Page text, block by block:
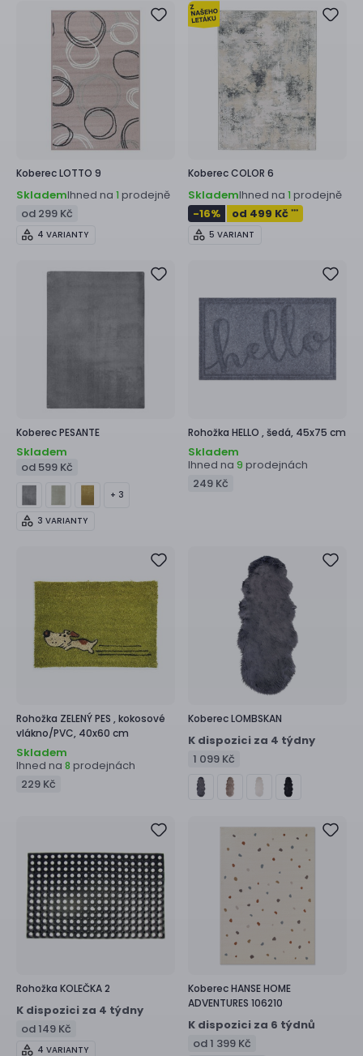
KoberecLOTTO 9
SklademIhned na 1 prodejně
od 299 Kč
4 VARIANTY
KoberecCOLOR 6
SklademIhned na 1 prodejně
-16% od 499 Kč ***
5 VARIANT
KoberecPESANTE
Skladem
od 599 Kč
+ 3
3 VARIANTY
Rohožka HELLO ,šedá, 45x75 cm
Skladem
Ihned na 9 prodejnách
249 Kč
Rohožka ZELENÝ PES ,kokosové
vlákno/PVC, 40x60 cm
Skladem
Ihned na 8 prodejnách
229 Kč
KoberecLOMBSKAN
K dispozici za 4 týdny
1 099 Kč
Rohožka KOLEČKA 2
K dispozici za 4 týdny
od 149 Kč
4 VARIANTY
KoberecHANSE HOME
ADVENTURES 106210
K dispozici za 6 týdnů
od 1 399 Kč